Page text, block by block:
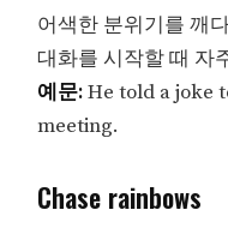
어색한 분위기를 깨
대화를 시작할 때 자
예문:He told a joke
meeting.
Chase rainbows